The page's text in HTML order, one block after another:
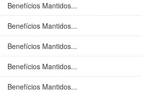
Benefícios Mantidos...
Benefícios Mantidos...
Benefícios Mantidos...
Benefícios Mantidos...
Benefícios Mantidos...